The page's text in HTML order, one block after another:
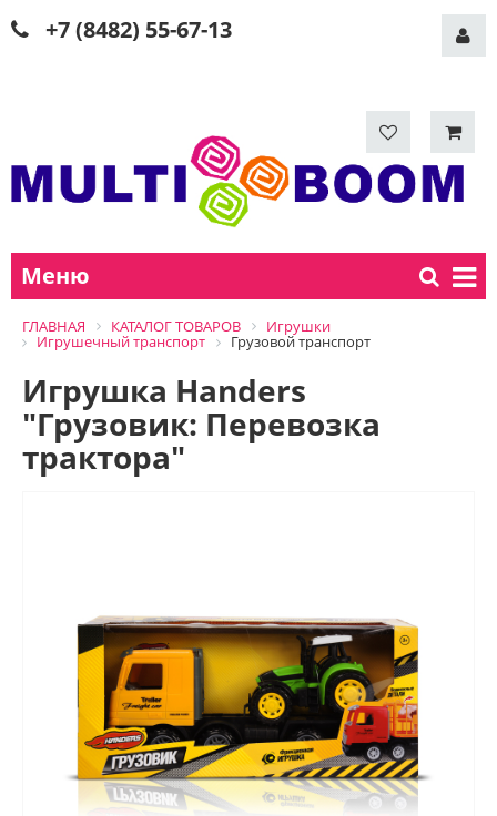
+7 (8482) 55-67-13
Меню
ГЛАВНАЯ КАТАЛОГ ТОВАРОВ
Игрушки
Игрушечный транспорт
Грузовой транспорт
Игрушка Handers
"Грузовик: Перевозка
трактора"